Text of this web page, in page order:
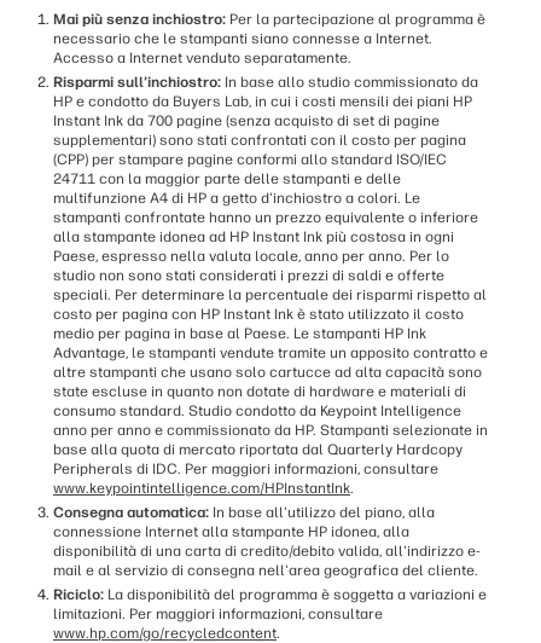
Mai più senza inchiostro: Per la partecipazione al programma è
necessario che le stampanti siano connesse a Internet.
Accesso a Internet venduto separatamente.
Risparmi sull’inchiostro: In base allo studio commissionato da
HP e condotto da Buyers Lab, in cui i costi mensili dei piani HP
Instant Ink da 700 pagine (senza acquisto di set di pagine
supplementari) sono stati confrontati con il costo per pagina
(CPP) per stampare pagine conformi allo standard ISO/IEC
24711 con la maggior parte delle stampanti e delle
multifunzione A4 di HP a getto d'inchiostro a colori. Le
stampanti confrontate hanno un prezzo equivalente o inferiore
alla stampante idonea ad HP Instant Ink più costosa in ogni
Paese, espresso nella valuta locale, anno per anno. Per lo
studio non sono stati considerati i prezzi di saldi e offerte
speciali. Per determinare la percentuale dei risparmi rispetto al
costo per pagina con HP Instant Ink è stato utilizzato il costo
medio per pagina in base al Paese. Le stampanti HP Ink
Advantage, le stampanti vendute tramite un apposito contratto e
altre stampanti che usano solo cartucce ad alta capacità sono
state escluse in quanto non dotate di hardware e materiali di
consumo standard. Studio condotto da Keypoint Intelligence
anno per anno e commissionato da HP. Stampanti selezionate in
base alla quota di mercato riportata dal Quarterly Hardcopy
Peripherals di IDC. Per maggiori informazioni, consultare
www.keypointintelligence.com/HPInstantInk.
Consegna automatica: In base all'utilizzo del piano, alla
connessione Internet alla stampante HP idonea, alla
disponibilità di una carta di credito/debito valida, all'indirizzo e-
mail e al servizio di consegna nell'area geografica del cliente.
Riciclo: La disponibilità del programma è soggetta a variazioni e
limitazioni. Per maggiori informazioni, consultare
www.hp.com/go/recycledcontent.